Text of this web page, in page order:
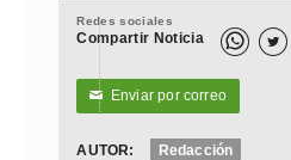
Redes sociales
Compartir Noticia 
✉ Enviar por correo
AUTOR: Redacción